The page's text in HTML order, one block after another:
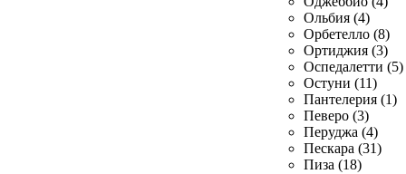
Ольбия (4)
Орбетелло (8)
Ортиджия (3)
Оспедалетти (5)
Остуни (11)
Пантелерия (1)
Певеро (3)
Перуджа (4)
Пескара (31)
Пиза (18)